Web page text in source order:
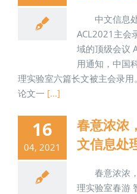
中文信息
ACL2021主会
域的顶级会议
用通知，中国
理实验室六篇长文被主会录用
论文一 [...]
16
04, 2021
春意浓浓
文信息处
春意浓浓
理实验室春游